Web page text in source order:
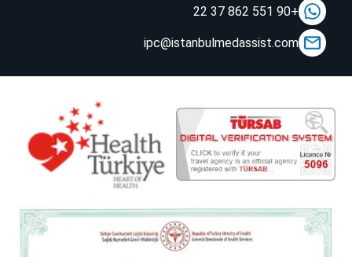
+90 551 862 37 22
ipc@istanbulmedassist.com